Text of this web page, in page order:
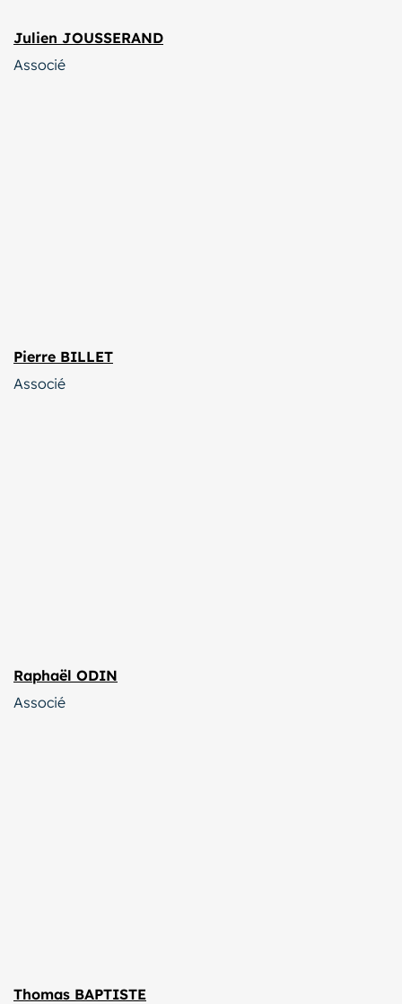
Julien JOUSSERAND
Associé
Pierre BILLET
Associé
Raphaël ODIN
Associé
Thomas BAPTISTE